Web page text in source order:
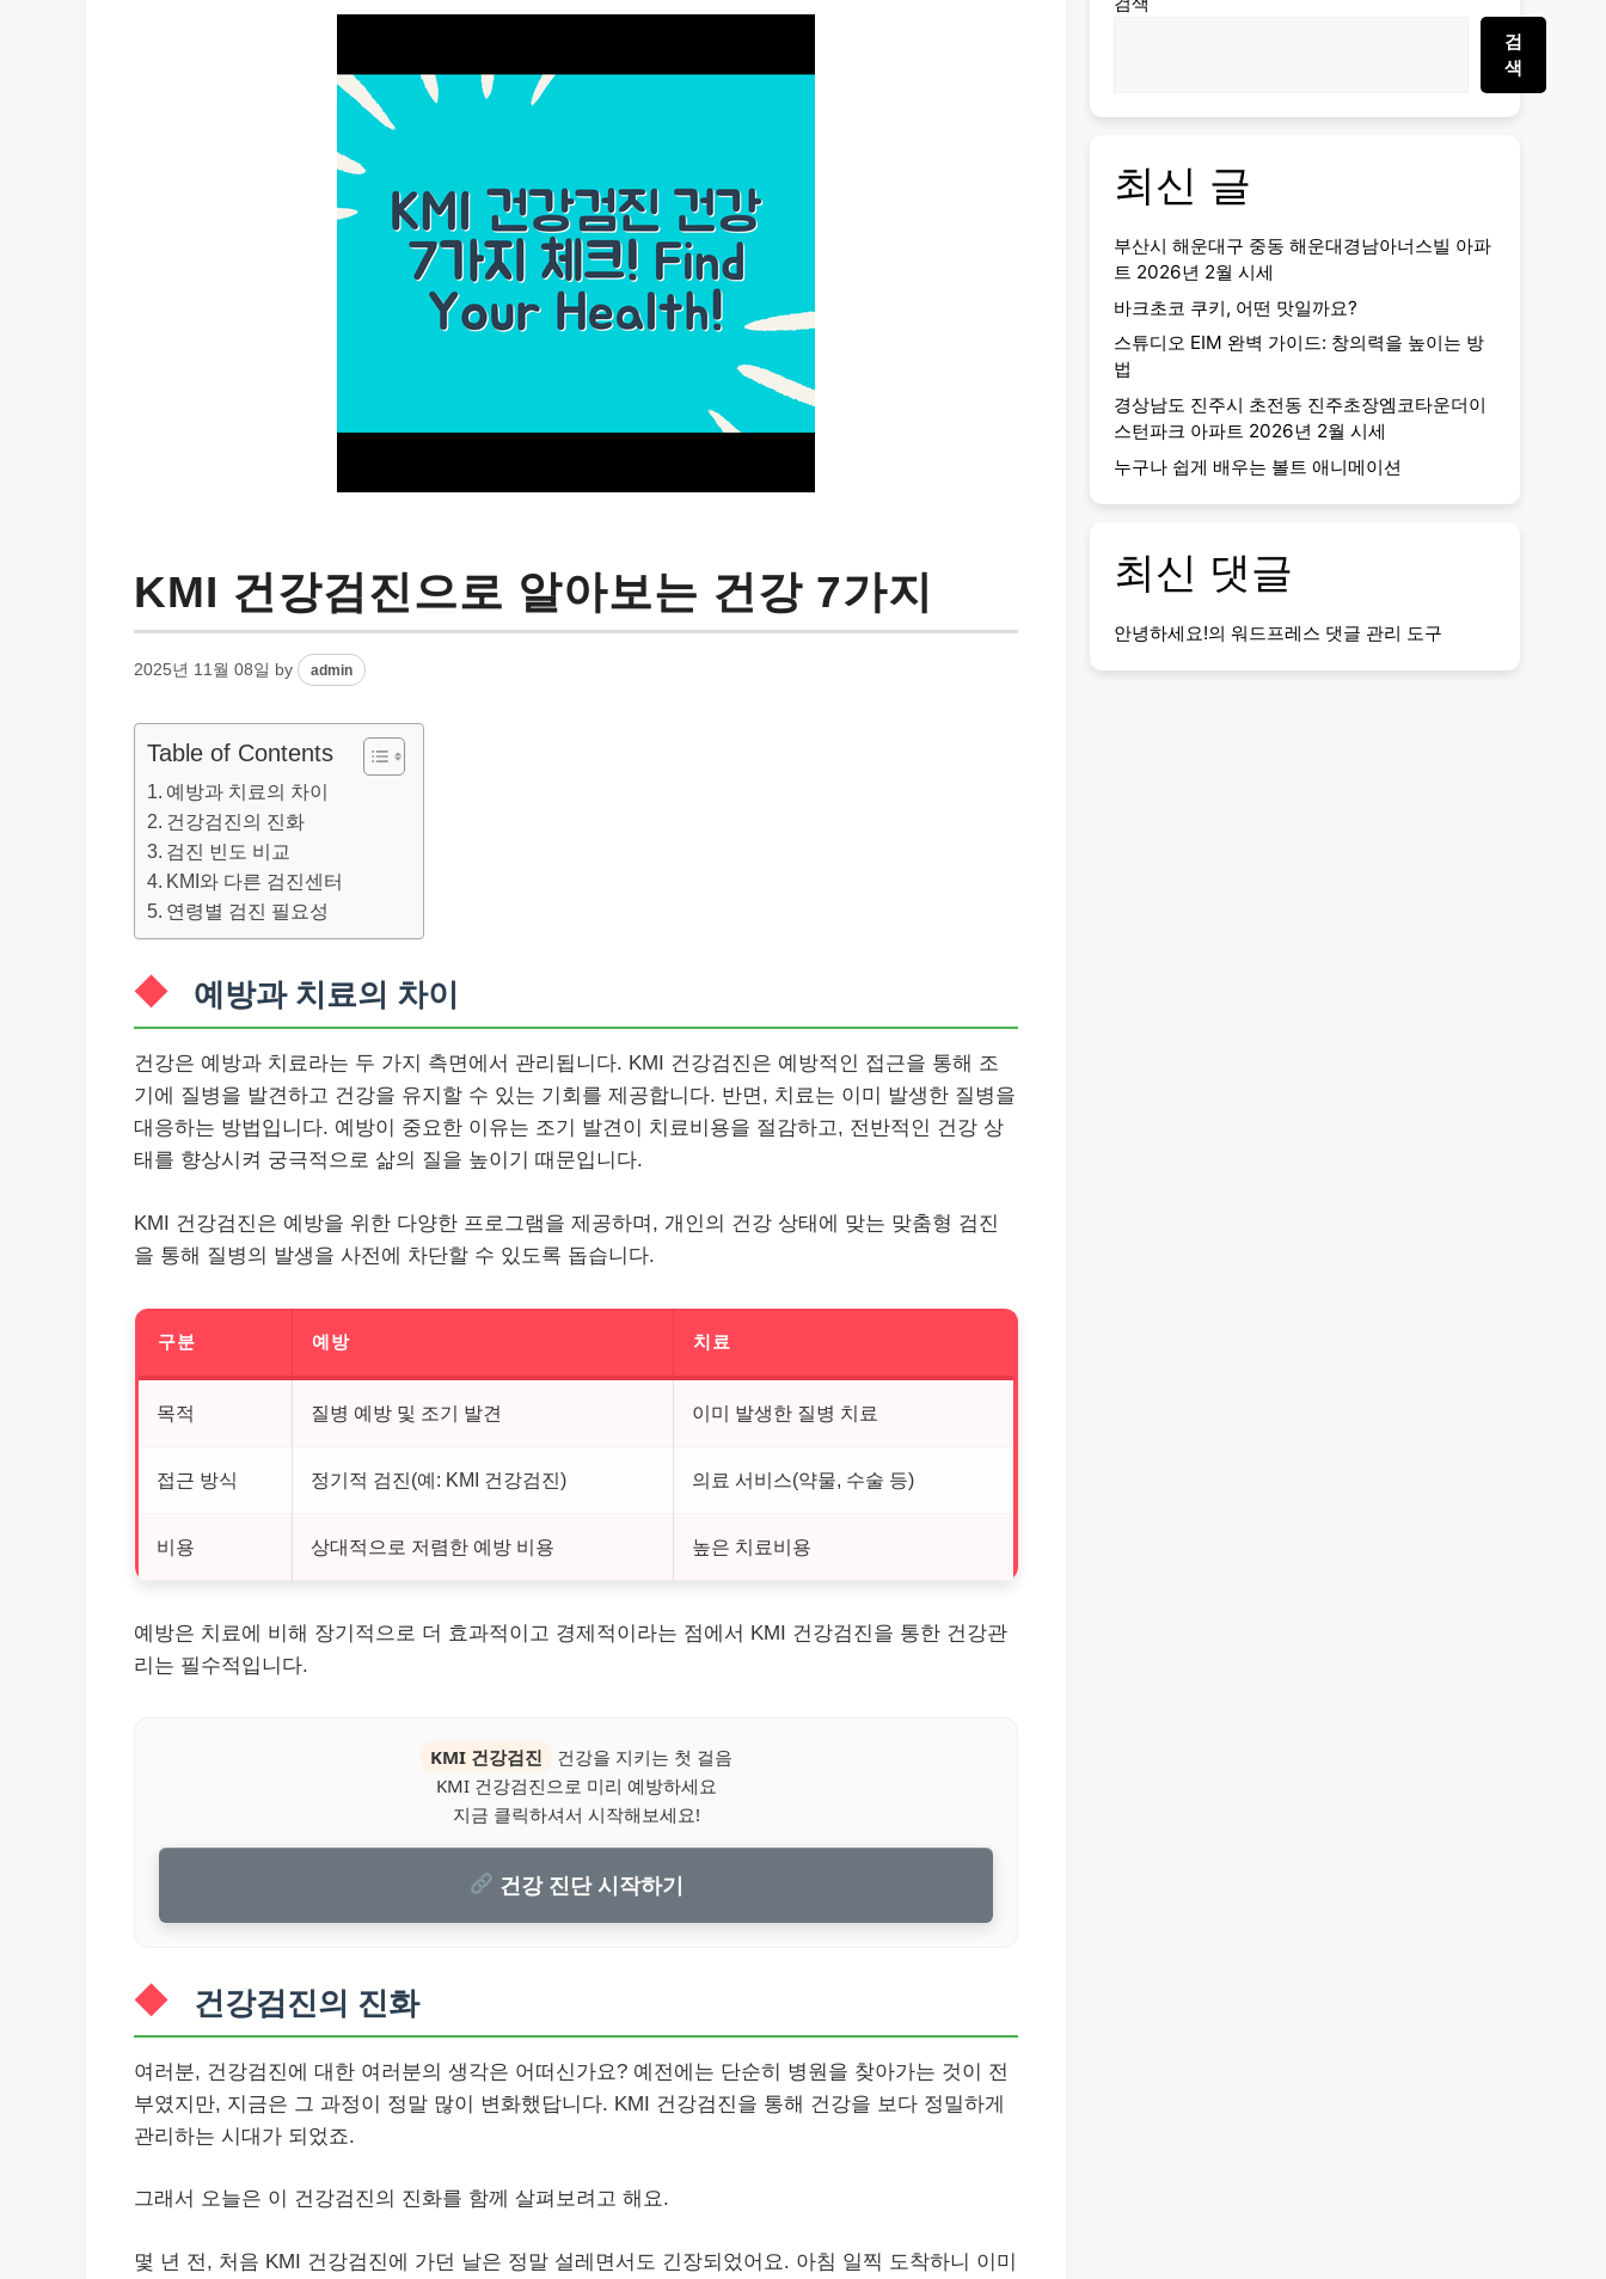
KMI 건강검진으로 알아보는 건강 7가지
2025년 11월 08일 by admin
Table of Contents
예방과 치료의 차이
건강검진의 진화
검진 빈도 비교
KMI와 다른 검진센터
연령별 검진 필요성
예방과 치료의 차이
건강은 예방과 치료라는 두 가지 측면에서 관리됩니다. KMI 건강검진은 예방적인 접근을 통해 조
기에 질병을 발견하고 건강을 유지할 수 있는 기회를 제공합니다. 반면, 치료는 이미 발생한 질병을
대응하는 방법입니다. 예방이 중요한 이유는 조기 발견이 치료비용을 절감하고, 전반적인 건강 상
태를 향상시켜 궁극적으로 삶의 질을 높이기 때문입니다.
KMI 건강검진은 예방을 위한 다양한 프로그램을 제공하며, 개인의 건강 상태에 맞는 맞춤형 검진
을 통해 질병의 발생을 사전에 차단할 수 있도록 돕습니다.
구분 예방 치료
목적 질병 예방 및 조기 발견 이미 발생한 질병 치료
접근 방식 정기적 검진(예: KMI 건강검진) 의료 서비스(약물, 수술 등)
비용 상대적으로 저렴한 예방 비용 높은 치료비용
예방은 치료에 비해 장기적으로 더 효과적이고 경제적이라는 점에서 KMI 건강검진을 통한 건강관
리는 필수적입니다.
KMI 건강검진
건강을 지키는 첫 걸음
KMI 건강검진으로 미리 예방하세요
지금 클릭하셔서 시작해보세요!
건강 진단 시작하기
건강검진의 진화
여러분, 건강검진에 대한 여러분의 생각은 어떠신가요? 예전에는 단순히 병원을 찾아가는 것이 전
부였지만, 지금은 그 과정이 정말 많이 변화했답니다. KMI 건강검진을 통해 건강을 보다 정밀하게
관리하는 시대가 되었죠.
그래서 오늘은 이 건강검진의 진화를 함께 살펴보려고 해요.
몇 년 전, 처음 KMI 건강검진에 가던 날은 정말 설레면서도 긴장되었어요. 아침 일찍 도착하니 이미
검
색
최신 글
부산시 해운대구 중동 해운대경남아너스빌 아파
트 2026년 2월 시세
바크초코 쿠키, 어떤 맛일까요?
스튜디오 EIM 완벽 가이드: 창의력을 높이는 방
법
경상남도 진주시 초전동 진주초장엠코타운더이
스턴파크 아파트 2026년 2월 시세
누구나 쉽게 배우는 볼트 애니메이션
최신 댓글
안녕하세요!의 워드프레스 댓글 관리 도구